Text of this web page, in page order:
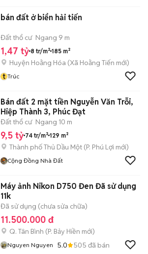
bán đất ở biển hải tiến
Đất thổ cư Ngang 9 m
1,47 tỷ 8 tr/m² 185 m²
Huyện Hoằng Hóa (Xã Hoằng Tiến mới)
t Trúc
Bán đất 2 mặt tiền Nguyễn Văn Trỗi,
Hiệp Thành 3, Phúc Đạt
Đất thổ cư Ngang 10 m
9,5 tỷ 74 tr/m² 129 m²
Thành phố Thủ Dầu Một (P. Phú Lợi mới)
Cộng Đồng Nhà Đất
Máy ảnh Nikon D750 Đen Đã sử dụng
11k
Đã sử dụng (chưa sửa chữa)
11.500.000 đ
Q. Tân Bình (P. Bảy Hiền mới)
Nguyen Nguyen 5.0 505 đã bán